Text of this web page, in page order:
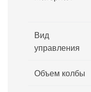
Вид
управления
Объем колбы